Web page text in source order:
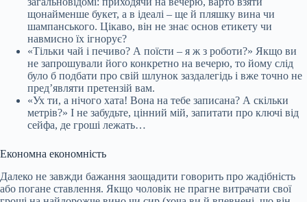
щонайменше букет, а в ідеалі – ще й пляшку вина чи
шампанського. Цікаво, він не знає основ етикету чи
навмисно їх ігнорує?
«Тільки чай і печиво? А поїсти – я ж з роботи?» Якщо ви
не запрошували його конкретно на вечерю, то йому слід
було б подбати про свій шлунок заздалегідь і вже точно не
пред’являти претензій вам.
«Ух ти, а нічого хата! Вона на тебе записана? А скільки
метрів?» І не забудьте, цінний мій, запитати про ключі від
сейфа, де гроші лежать…
Економна економність
Далеко не завжди бажання заощадити говорить про жадібність
або погане ставлення. Якщо чоловік не прагне витрачати свої